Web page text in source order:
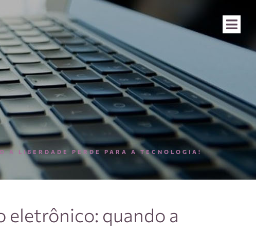
A LIBERDADE PERDE PARA A TECNOLOGIA!
eletrônico: quando a